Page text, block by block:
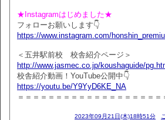
★Instagramはじめました★
フォローお願いします👇
https://www.instagram.com/
＜五井駅前校 校舎紹介ページ＞
http://www.jasmec.co.jp/koushaguide/
校舎紹介動画！YouTube公開中👇
https://youtu.be/Y9YyD6KE_NA
＝＝＝＝＝＝＝＝＝＝＝＝＝＝＝＝＝＝＝
2023年09月21日(木)18時51分